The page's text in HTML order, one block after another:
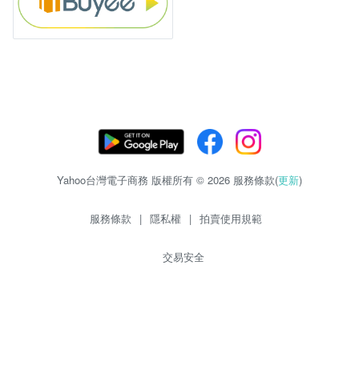
Yahoo台灣電子商務 版權所有 © 2026 服務條款(更新)
服務條款 | 隱私權 | 拍賣使用規範
交易安全